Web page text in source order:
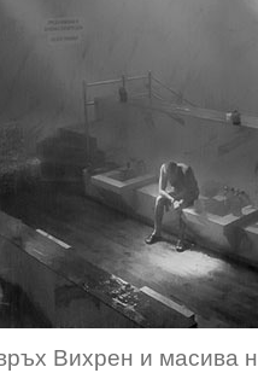
Вихрен и масива